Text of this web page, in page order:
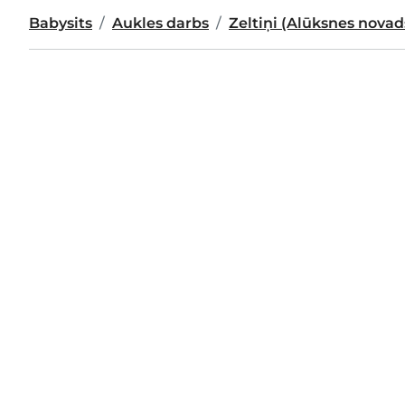
Babysits Aukles darbs Zeltiņi (Alūksnes